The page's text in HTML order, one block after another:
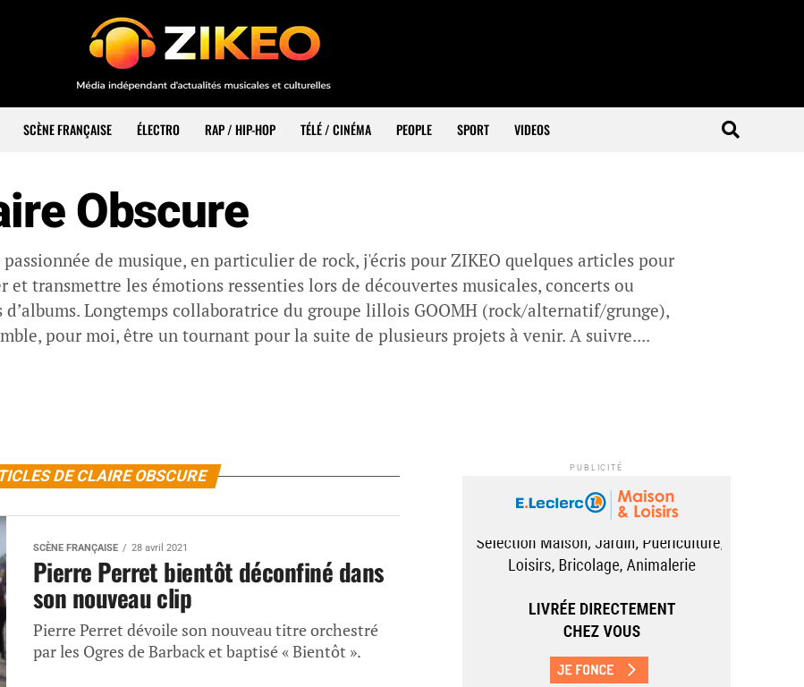
SCÈNE FRANÇAISE ÉLECTRO RAP / HIP-HOP TÉLÉ / CINÉMA PEOPLE SPORT VIDEOS
Obscure
de musique, en particulier de rock, j'écris pour ZIKEO quelques articles pour
et transmettre les émotions ressenties lors de découvertes musicales, concerts ou
d’albums. Longtemps collaboratrice du groupe lillois GOOMH (rock/alternatif/grunge),
pour moi, être un tournant pour la suite de plusieurs projets à venir. A suivre....
DE CLAIRE OBSCURE
SCÈNE FRANÇAISE 28 avril 2021
Pierre Perret bientôt déconfiné dans
son nouveau clip
Pierre Perret dévoile son nouveau titre orchestré
par les Ogres de Barback et baptisé « Bientôt ».
PUBLICITÉ